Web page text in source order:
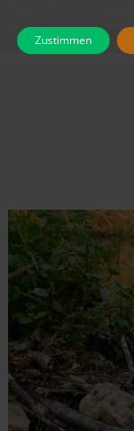
Zustimmen